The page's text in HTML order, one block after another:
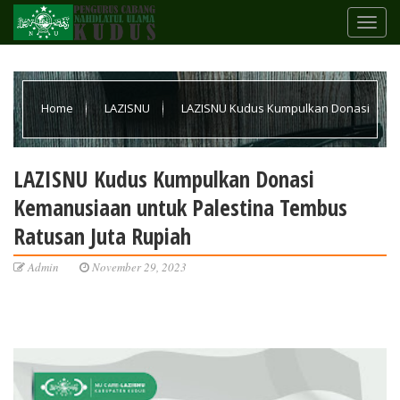
Home LAZISNU LAZISNU Kudus Kumpulkan Donasi
LAZISNU Kudus Kumpulkan Donasi
Kemanusiaan untuk Palestina Tembus
Ratusan Juta Rupiah
Admin November 29, 2023